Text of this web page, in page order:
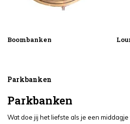
Boombanken
Parkbanken
Parkbanken
Wat doe jij het liefste als je een